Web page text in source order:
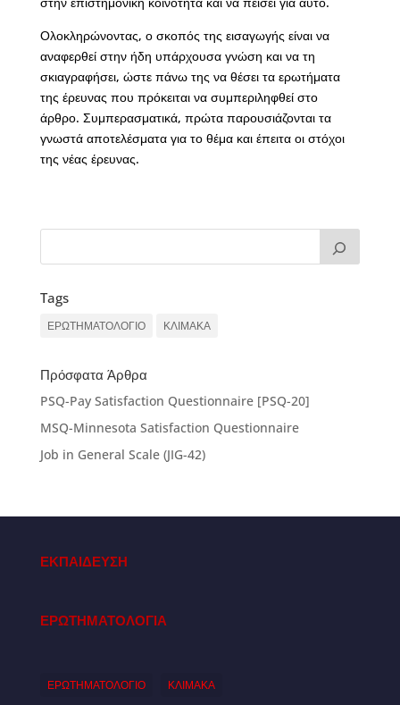
Ολοκληρώνοντας, ο σκοπός της εισαγωγής είναι να
αναφερθεί στην ήδη υπάρχουσα γνώση και να τη
σκιαγραφήσει, ώστε πάνω της να θέσει τα ερωτήματα
της έρευνας που πρόκειται να συμπεριληφθεί στο
άρθρο. Συμπερασματικά, πρώτα παρουσιάζονται τα
γνωστά αποτελέσματα για το θέμα και έπειτα οι στόχοι
της νέας έρευνας.
Tags
ΕΡΩΤΗΜΑΤΟΛΟΓΙΟ ΚΛΙΜΑΚΑ
Πρόσφατα Άρθρα
PSQ-Pay Satisfaction Questionnaire [PSQ-20]
MSQ-Minnesota Satisfaction Questionnaire
Job in General Scale (JIG-42)
ΕΚΠΑΙΔΕΥΣΗ
ΕΡΩΤΗΜΑΤΟΛΟΓΙΑ
ΕΡΩΤΗΜΑΤΟΛΟΓΙΟ ΚΛΙΜΑΚΑ